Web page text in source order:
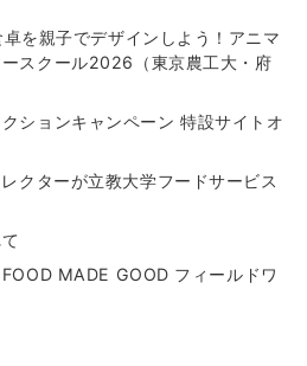
を親子でデザインしよう！アニマ
スクール2026（東京農工大・府
ションキャンペーン 特設サイトオ
クターが立教大学フードサービス
MADE GOOD フィールドワ